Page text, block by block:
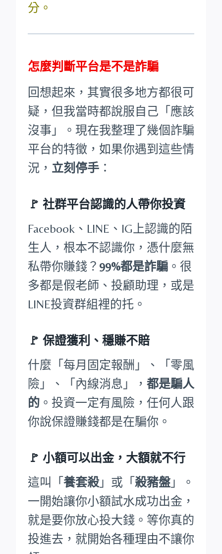
分。
怎麼判斷平台是不是詐騙
回想起來，其實很多地方都很可
疑，但我當時都說服自己「應該
沒事」。現在我整理了幾個詐騙
平台的特徵，如果你遇到這些情
況， 立刻停手 ：
🚩 社群平台認識的人帶你投資
Facebook、LINE、IG上認識的陌
生人，根本不認識你，憑什麼無
私帶你賺錢？ 99%都是詐騙 。很
多都是假老師、投顧助理，或是
LINE投資群組裡的托。
🚩 保證獲利、穩賺不賠
什麼「每月固定報酬」、「零風
險」、「內線消息」， 都是騙人
的 。投資一定有風險，任何人跟
你說保證賺錢都是在騙你。
🚩 小額可以出金，大額就不行
這叫「 養套殺」或「 殺豬盤 」。
一開始讓你小額試水成功出金，
就是要你放心投大錢。等你真的
投進去，就開始各種理由不讓你